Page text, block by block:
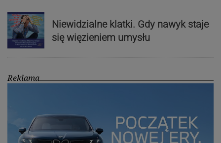
Niewidzialne klatki. Gdy nawyk staje
się więzieniem umysłu
Reklama